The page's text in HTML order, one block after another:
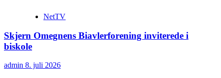
NetTV
Skjern Omegnens Biavlerforening inviterede i
biskole
admin 8. juli 2026